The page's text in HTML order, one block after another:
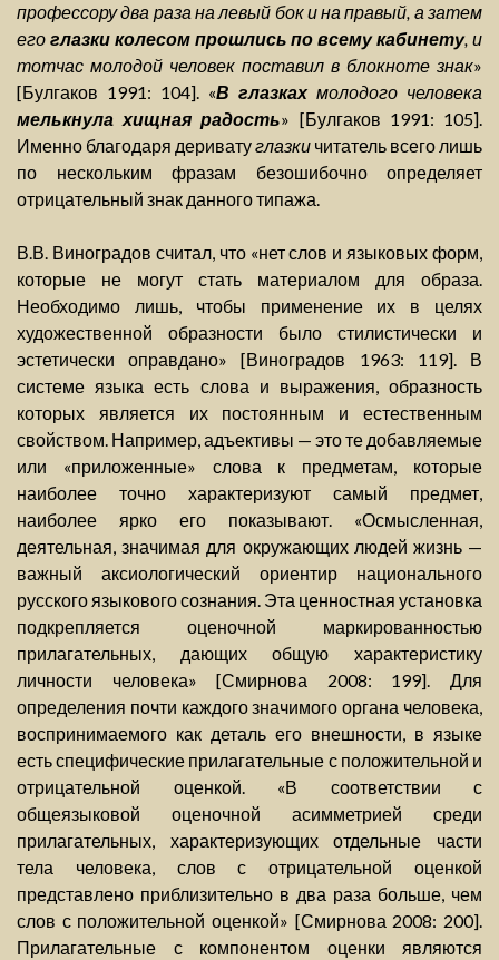
профессору два раза на левый бок и на правый, а затем
его глазки колесом прошлись по всему кабинету, и
тотчас молодой человек поставил в блокноте знак»
[Булгаков 1991: 104]. «В глазкахмолодого человека
мелькнула хищная радость» [Булгаков 1991: 105].
Именно благодаря дериватуглазки читатель всего лишь
по нескольким фразам безошибочно определяет
отрицательный знак данного типажа.
В.В. Виноградов считал, что «нет слов и языковых форм,
которые не могут стать материалом для образа.
Необходимо лишь, чтобы применение их в целях
художественной образности было стилистически и
эстетически оправдано» [Виноградов 1963: 119]. В
системе языка есть слова и выражения, образность
которых является их постоянным и естественным
свойством. Например, адъективы — это те добавляемые
или «приложенные» слова к предметам, которые
наиболее точно характеризуют самый предмет,
наиболее ярко его показывают. «Осмысленная,
деятельная, значимая для окружающих людей жизнь —
важный аксиологический ориентир национального
русского языкового сознания. Эта ценностная установка
подкрепляется оценочной маркированностью
прилагательных, дающих общую характеристику
личности человека» [Смирнова 2008: 199]. Для
определения почти каждого значимого органа человека,
воспринимаемого как деталь его внешности, в языке
есть специфические прилагательные с положительной и
отрицательной оценкой. «В соответствии с
общеязыковой оценочной асимметрией среди
прилагательных, характеризующих отдельные части
тела человека, слов с отрицательной оценкой
представлено приблизительно в два раза больше, чем
слов с положительной оценкой» [Смирнова 2008: 200].
Прилагательные с компонентом оценки являются